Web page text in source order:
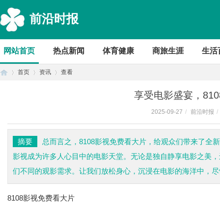
前沿时报
网站首页 热点新闻 体育健康 商旅生涯 生活
首页 资讯 查看
享受电影盛宴，
2025-09-27 / 前沿时报 /
摘要
总而言之，8108影视免费看大片，给观众们带来了全
影视成为许多人心目中的电影天堂。无论是独自静享电影之美
们不同的观影需求。让我们放松身心，沉浸在电影的海洋中，
8108影视免费看大片